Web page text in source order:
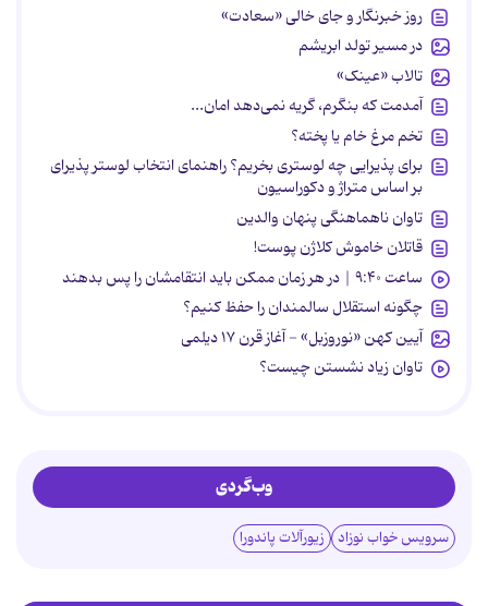
روز خبرنگار و جای خالی «سعادت»
در مسیر تولد ابریشم
تالاب «عینک»
آمدمت که بنگرم، گریه نمی‌دهد امان...
تخم مرغ خام یا پخته؟
برای پذیرایی چه لوستری بخریم؟ راهنمای انتخاب لوستر پذیرای
بر اساس متراژ و دکوراسیون
تاوان ناهماهنگی پنهان والدین
قاتلان خاموش کلاژن پوست!
ساعت ۹:۴۰ | در هر زمان ممکن باید انتقامشان را پس بدهند
چگونه استقلال سالمندان را حفظ کنیم؟
آیین کهن «نوروزبل» - آغاز قرن ۱۷ دیلمی
تاوان زیاد نشستن چیست؟
وب‌گردی
سرویس خواب نوزاد زیورآلات پاندورا